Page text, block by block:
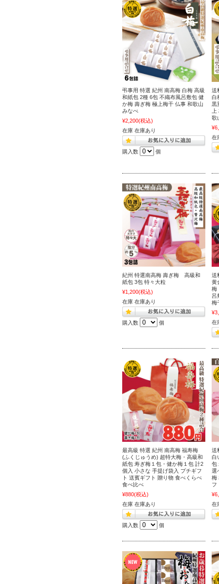
弔事用 特選 紀州 南高梅 白梅 高級
和紙包 2種 6包 不織布風呂敷包 健
か梅 壽ぎ梅 極上梅干 仏事 和歌山
みなべ
¥2,200(税込)
在庫 在庫あり
購入数 個
送
白
黒
歌
在
紀州 特選南高梅 壽ぎ梅 高級和
紙包 3包 特々大粒
¥1,200(税込)
在庫 在庫あり
購入数 個
送
黄
梅
呂
梅
在
最高級 特選 紀州 南高梅 福寿梅
(ふくじゅうめ) 超特大梅・高級和
紙包 寿ぎ梅１包・健か梅１包 計2
個入 小さな 手提げ袋入 プチギフ
ト 送賓ギフト 贈り物 食べくらべ
食べ比べ
¥880(税込)
在庫 在庫あり
購入数 個
送
白
包
選
梅
フ
在